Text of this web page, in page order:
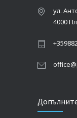
ул.
4000